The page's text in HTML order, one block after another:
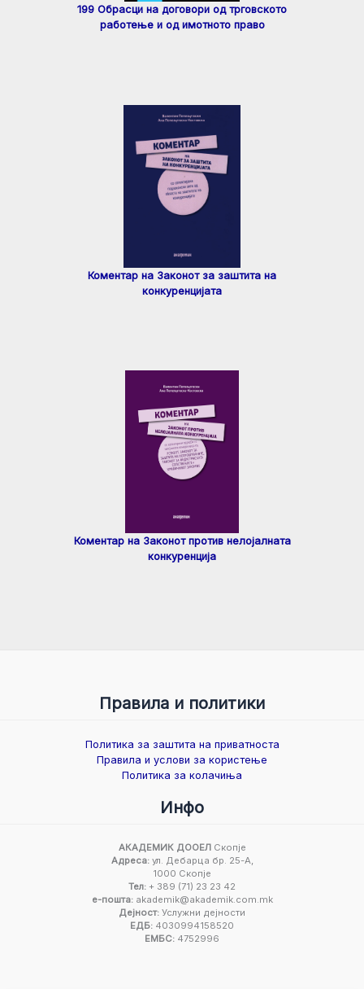
199 Обрасци на договори од трговското
работење и од имотното право
Коментар на Законот за заштита на
конкуренцијата
Коментар на Законот против нелојалната
конкуренција
Правила и политики
Политика за заштита на приватноста
Правила и услови за користење
Политика за колачиња
Инфо
АКАДЕМИК ДООЕЛСкопје
Адреса:ул. Дебарца бр. 25-А,
1000 Скопје
Тел: + 389 (71) 23 23 42
е-пошта:akademik@akademik.com.mk
Дејност: Услужни дејности
ЕДБ: 4030994158520
ЕМБС: 4752996